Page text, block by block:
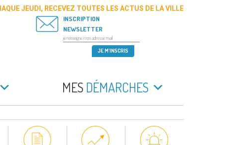
JEUDI, RECEVEZ TOUTES LES ACTUS DE LA VILLE
INSCRIPTION
NEWSLETTER
MES DÉMARCHES